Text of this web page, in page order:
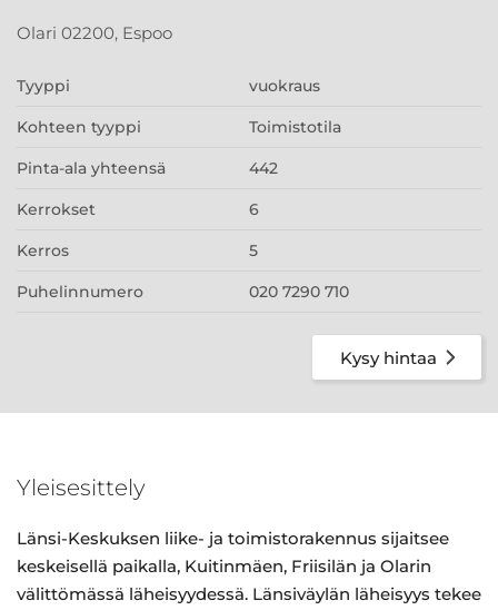
Olari 02200, Espoo
Tyyppi vuokraus
Kohteen tyyppi Toimistotila
Pinta-ala yhteensä 442
Kerrokset 6
Kerros 5
Puhelinnumero 020 7290 710
Kysy hintaa
Yleisesittely
Länsi-Keskuksen liike- ja toimistorakennus sijaitsee
keskeisellä paikalla, Kuitinmäen, Friisilän ja Olarin
välittömässä läheisyydessä. Länsiväylän läheisyys tekee